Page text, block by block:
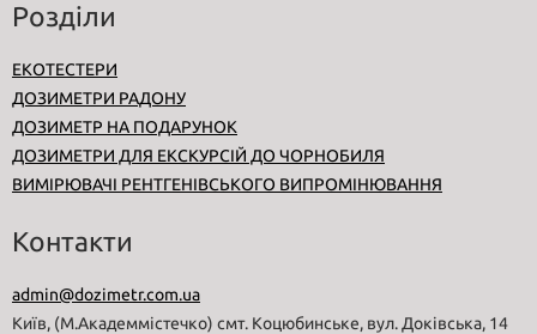
Розділи
ЕКОТЕСТЕРИ
ДОЗИМЕТРИ РАДОНУ
ДОЗИМЕТР НА ПОДАРУНОК
ДОЗИМЕТРИ ДЛЯ ЕКСКУРСІЙ ДО ЧОРНОБИЛЯ
ВИМІРЮВАЧІ РЕНТГЕНІВСЬКОГО ВИПРОМІНЮВАННЯ
Контакти
admin@dozimetr.com.ua
Київ, (М.Академмістечко) смт. Коцюбинське, вул. Доківська, 14